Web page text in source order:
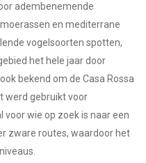
adembenemende
en mediterrane
vogelsoorten spotten,
het hele jaar door
bekend om de Casa Rossa
werd gebruikt voor
voor wie op zoek is naar een
zware routes, waardoor het